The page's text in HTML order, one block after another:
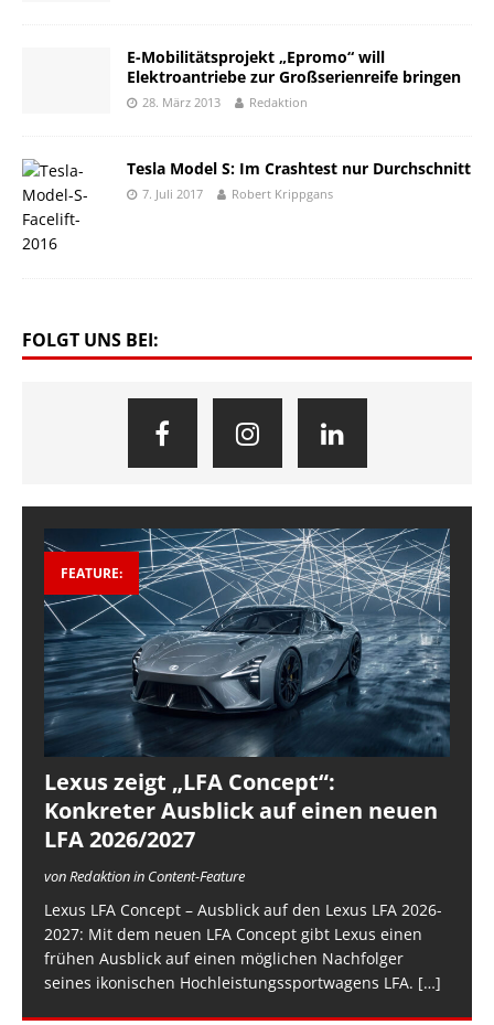
E-Mobilitätsprojekt „Epromo“ will
Elektroantriebe zur Großserienreife bringen
28. März 2013 Redaktion
Tesla Model S: Im Crashtest nur Durchschnitt
7. Juli 2017 Robert Krippgans
FOLGT UNS BEI:
FEATURE:
Lexus zeigt „LFA Concept“:
Konkreter Ausblick auf einen neuen
LFA 2026/2027
von Redaktion in Content-Feature
Lexus LFA Concept – Ausblick auf den Lexus LFA 2026-
2027: Mit dem neuen LFA Concept gibt Lexus einen
frühen Ausblick auf einen möglichen Nachfolger
seines ikonischen Hochleistungssportwagens LFA. […]